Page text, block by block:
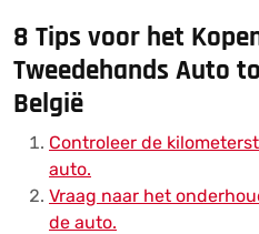
8 Tips voor het
Tweedehands Auto
België
Controleer de
auto.
Vraag naar het
de auto.